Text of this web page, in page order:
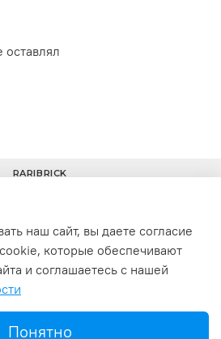
30
info@raribrick.ru
ул., 52, стр. 1
RARIBRICK
наш сайт, вы даете согласие
которые обеспечивают
и соглашаетесь с нашей
Понятно